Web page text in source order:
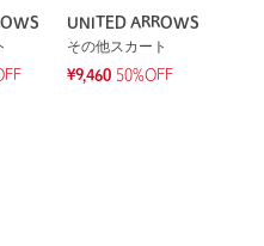
UNITED ARROWS
その他スカート
¥9,460 50%OFF